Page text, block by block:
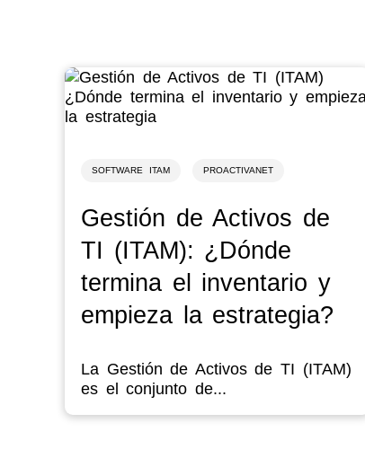
SOFTWARE ITAM PROACTIVANET
Gestión de Activos de
TI (ITAM): ¿Dónde
termina el inventario y
empieza la estrategia?
La Gestión de Activos de TI (ITAM)
es el conjunto de...